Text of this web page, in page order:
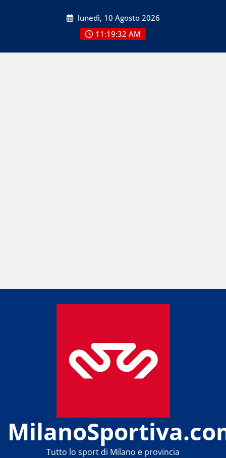
lunedì, 10 Agosto 2026
11:19:32 AM
Tutto lo sport di Milano e provincia